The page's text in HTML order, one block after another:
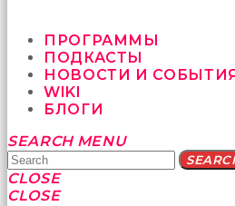
ПРОГРАММЫ
ПОДКАСТЫ
НОВОСТИ И СОБЫТИЯ
WIKI
БЛОГИ
Yatağa
bile
geçmeye
fırsat
SEARCH MENU
CLOSE
CLOSE